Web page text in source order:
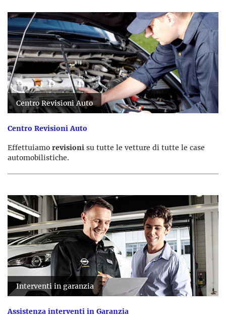
Centro Revisioni Auto
Centro Revisioni Auto
Effettuiamo revisioni su tutte le vetture di tutte le case
automobilistiche.
Interventi in garanzia
Assistenza interventi in Garanzia